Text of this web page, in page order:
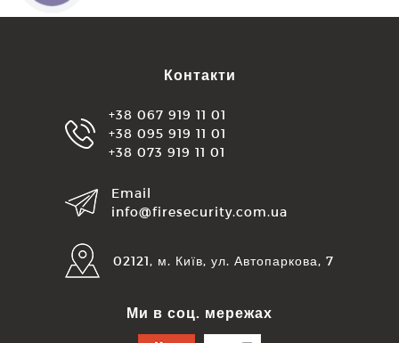
Контакти
+38 067 919 11 01
+38 095 919 11 01
+38 073 919 11 01
Email
info@firesecurity.com.ua
02121, м. Київ, ул. Автопаркова, 7
Ми в соц. мережах